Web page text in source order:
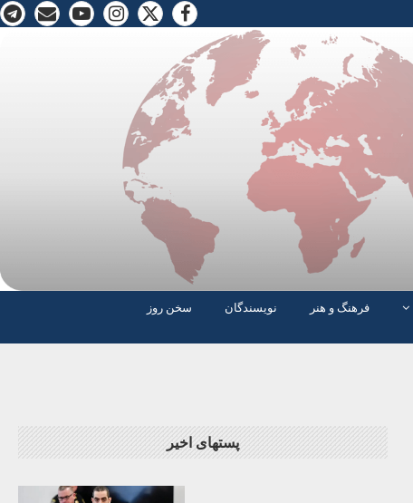
فرهنگ و هنر نویسندگان
سخن روز
پستهای اخیر